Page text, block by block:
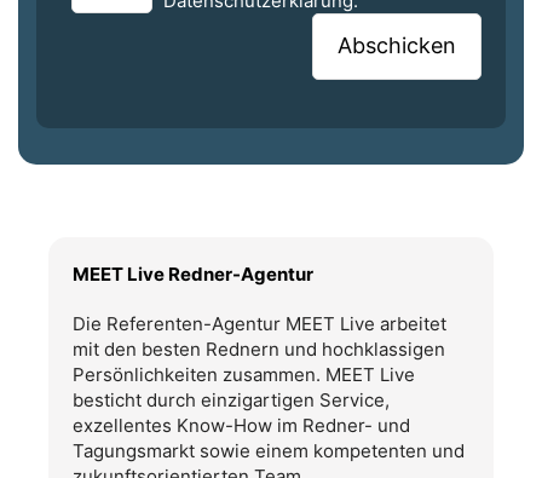
MEET Live Redner-Agentur
Die Referenten-Agentur MEET Live arbeitet
mit den besten Rednern und hochklassigen
Persönlichkeiten zusammen. MEET Live
besticht durch einzigartigen Service,
exzellentes Know-How im Redner- und
Tagungsmarkt sowie einem kompetenten und